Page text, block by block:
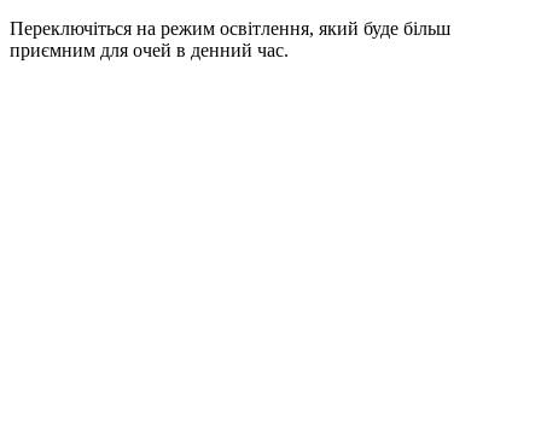
Переключіться на режим освітлення, який буде більш
приємним для очей в денний час.